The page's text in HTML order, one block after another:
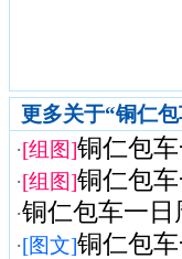
更多关于“铜仁
·[组图]铜仁包
·[组图]铜仁包
·铜仁包车一
·[图文]铜仁包